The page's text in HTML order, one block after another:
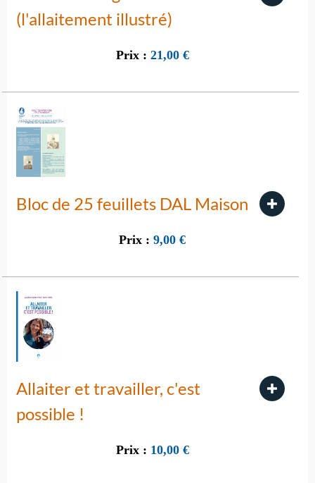
(l'allaitement illustré)
Prix : 21,00 €
Bloc de 25 feuillets DAL Maison
Prix : 9,00 €
Allaiter et travailler, c'est
possible !
Prix : 10,00 €